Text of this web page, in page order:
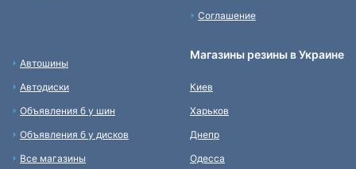
Соглашение
Автошины
Автодиски
Объявления б у шин
Объявления б у дисков
Все магазины
Магазины резины в Украине
Киев
Харьков
Днепр
Одесса